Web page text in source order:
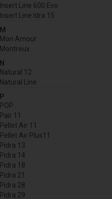
Insert Line 600 Evo
Insert Line Idra 15
M
Mon Amour
Montreux
N
Natural 12
Natural Line
P
POP
Pair 11
Pellet Air 11
Pellet Air Plus11
Pidra 13
Pidra 14
Pidra 18
Pidra 21
Pidra 28
Pidra 29